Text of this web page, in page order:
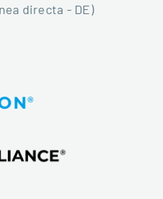
directa - DE)